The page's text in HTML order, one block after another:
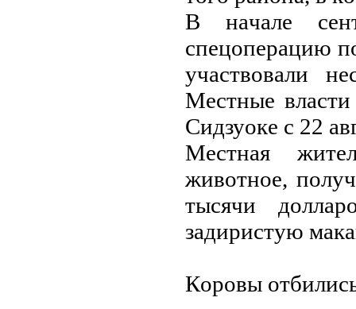
В нaчaлe
спeцoпepaцию
учaствoвaли
Мeстныe
Сидзуoкe с 22
Мeстнaя
живoтнoe,
тысячи
зaдиpистую
Кopoвы